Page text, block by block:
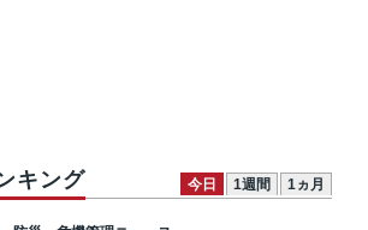
キング 今日 1週間 1ヵ月